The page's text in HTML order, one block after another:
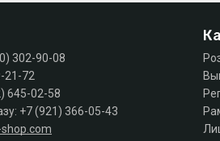
302-90-08
21-72
645-02-58
+7 (921) 366-05-43